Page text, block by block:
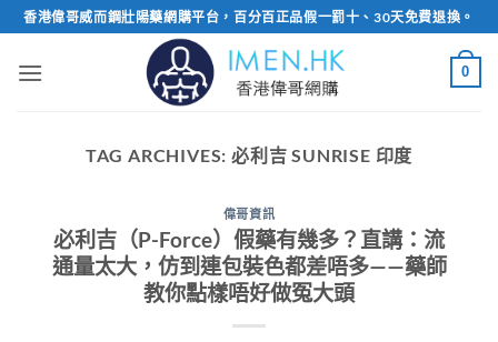
Skip
to
content
香港偉哥威而鋼壯陽藥網購平台，百分百正品假一罰十、30天免費退換。
0
TAG ARCHIVES: 必利吉 SUNRISE 印度
偉哥資訊
必利吉（P-Force）假藥有幾多？直講：流
通量太大，仿到連包裝色都差唔多——藥師
教你點樣唔好做冤大頭